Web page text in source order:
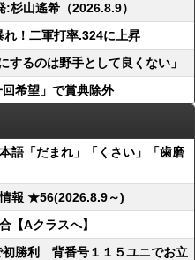
:杉山遙希（2026.8.9）
！二軍打率.324に上昇
するのは野手として良くない」
希望」で賞典除外
語「だまれ」「くさい」「歯磨
報 ★56(2026.8.9～)
【Aクラスへ】
初勝利 背番号１１５ユニでお立